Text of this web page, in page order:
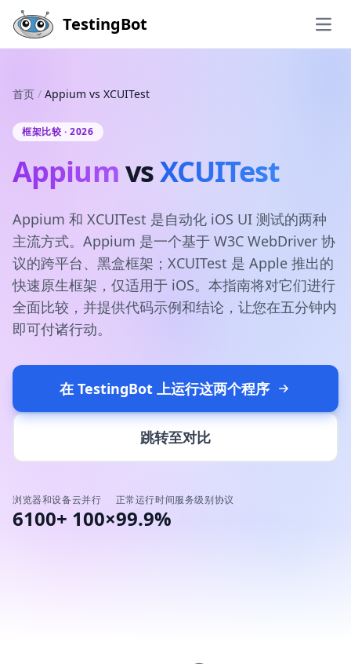
Skip to main content
TestingBot
首页 / Appium vs XCUITest
框架比较 · 2026
AppiumvsXCUITest
Appium 和 XCUITest 是自动化 iOS UI 测试的两种
主流方式。Appium 是一个基于 W3C WebDriver 协
议的跨平台、黑盒框架；XCUITest 是 Apple 推出的
快速原生框架，仅适用于 iOS。本指南将对它们进行
全面比较，并提供代码示例和结论，让您在五分钟内
即可付诸行动。
在 TestingBot 上运行这两个程序
跳转至对比
浏览器和设备
6100+
云并行
100×
正常运行时间服务级别协议
99.9%